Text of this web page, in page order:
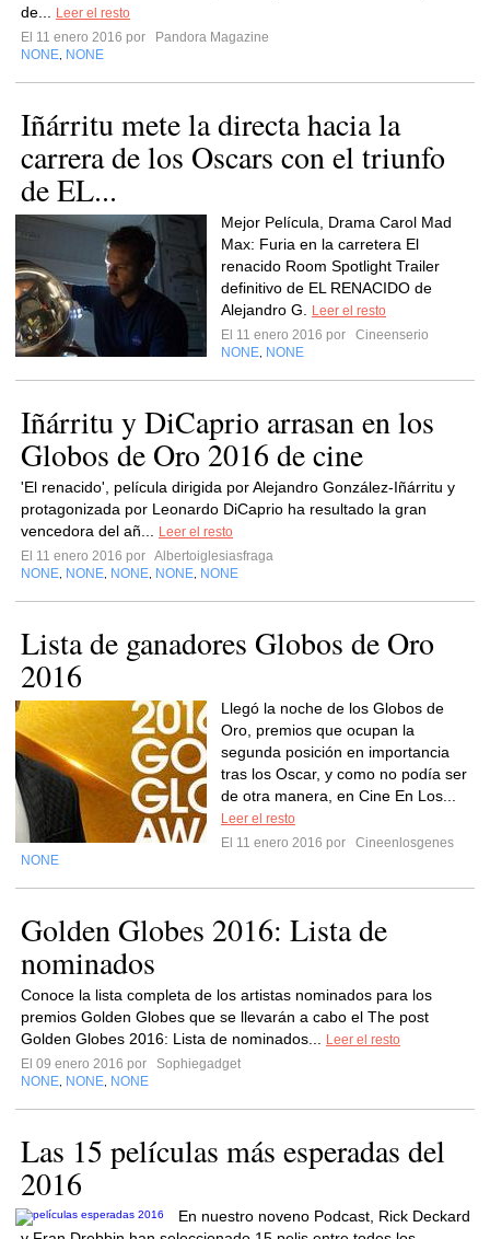
de...
Leer el resto
El 11 enero 2016 por
Pandora Magazine
NONE NONE
Iñárritu mete la directa hacia la
carrera de los Oscars con el triunfo
de EL...
Mejor Película, Drama Carol Mad
Max: Furia en la carretera El
renacido Room Spotlight Trailer
definitivo de EL RENACIDO de
Alejandro G.
Leer el resto
El 11 enero 2016 por
Cineenserio
NONE NONE
Iñárritu y DiCaprio arrasan en los
Globos de Oro 2016 de cine
'El renacido', película dirigida por Alejandro González-Iñárritu y
protagonizada por Leonardo DiCaprio ha resultado la gran
vencedora del añ...
Leer el resto
El 11 enero 2016 por Albertoiglesiasfraga
NONE NONE NONE NONE NONE
Lista de ganadores Globos de Oro
2016
Llegó la noche de los Globos de
Oro, premios que ocupan la
segunda posición en importancia
tras los Oscar, y como no podía ser
de otra manera, en Cine En Los...
Leer el resto
El 11 enero 2016 por
Cineenlosgenes
NONE
Golden Globes 2016: Lista de
nominados
Conoce la lista completa de los artistas nominados para los
premios Golden Globes que se llevarán a cabo el The post
Golden Globes 2016: Lista de nominados...
Leer el resto
El 09 enero 2016 por
Sophiegadget
NONE NONE NONE
Las 15 películas más esperadas del
2016
En nuestro noveno Podcast, Rick Deckard